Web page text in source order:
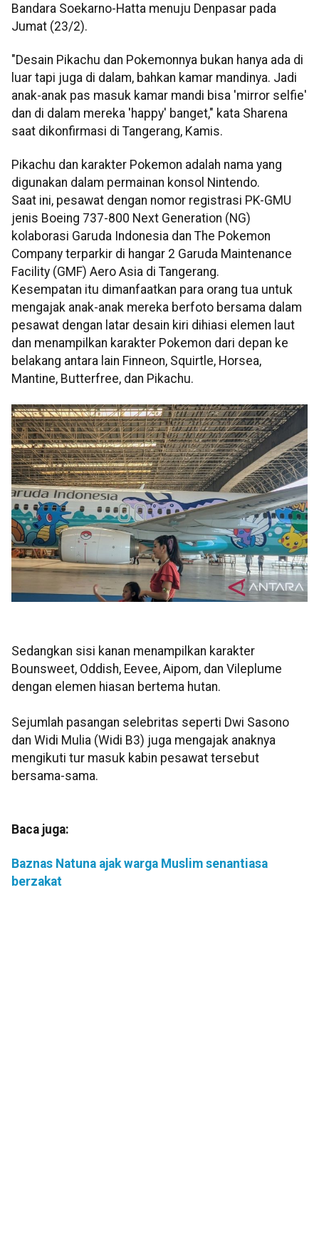
Bandara Soekarno-Hatta menuju Denpasar pada
Jumat (23/2).
"Desain Pikachu dan Pokemonnya bukan hanya ada di
luar tapi juga di dalam, bahkan kamar mandinya. Jadi
anak-anak pas masuk kamar mandi bisa 'mirror selfie'
dan di dalam mereka 'happy' banget," kata Sharena
saat dikonfirmasi di Tangerang, Kamis.
Pikachu dan karakter Pokemon adalah nama yang
digunakan dalam permainan konsol Nintendo.
Saat ini, pesawat dengan nomor registrasi PK-GMU
jenis Boeing 737-800 Next Generation (NG)
kolaborasi Garuda Indonesia dan The Pokemon
Company terparkir di hangar 2 Garuda Maintenance
Facility (GMF) Aero Asia di Tangerang.
Kesempatan itu dimanfaatkan para orang tua untuk
mengajak anak-anak mereka berfoto bersama dalam
pesawat dengan latar desain kiri dihiasi elemen laut
dan menampilkan karakter Pokemon dari depan ke
belakang antara lain Finneon, Squirtle, Horsea,
Mantine, Butterfree, dan Pikachu.
Sedangkan sisi kanan menampilkan karakter
Bounsweet, Oddish, Eevee, Aipom, dan Vileplume
dengan elemen hiasan bertema hutan.
Sejumlah pasangan selebritas seperti Dwi Sasono
dan Widi Mulia (Widi B3) juga mengajak anaknya
mengikuti tur masuk kabin pesawat tersebut
bersama-sama.
Baca juga:
Baznas Natuna ajak warga Muslim senantiasa
berzakat